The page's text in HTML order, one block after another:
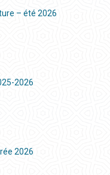
– été 2026
2026
2026